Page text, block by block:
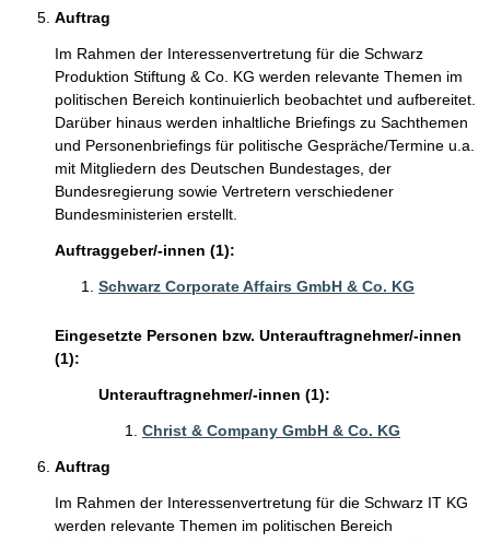
Auftrag
Im Rahmen der Interessenvertretung für die Schwarz
Produktion Stiftung & Co. KG werden relevante Themen im
politischen Bereich kontinuierlich beobachtet und aufbereitet.
Darüber hinaus werden inhaltliche Briefings zu Sachthemen
und Personenbriefings für politische Gespräche/Termine u.a.
mit Mitgliedern des Deutschen Bundestages, der
Bundesregierung sowie Vertretern verschiedener
Bundesministerien erstellt.
Auftraggeber/-innen (1):
Schwarz Corporate Affairs GmbH & Co. KG
Eingesetzte Personen bzw. Unterauftragnehmer/-innen
(1):
Unterauftragnehmer/-innen (1):
Christ & Company GmbH & Co. KG
Auftrag
Im Rahmen der Interessenvertretung für die Schwarz IT KG
werden relevante Themen im politischen Bereich